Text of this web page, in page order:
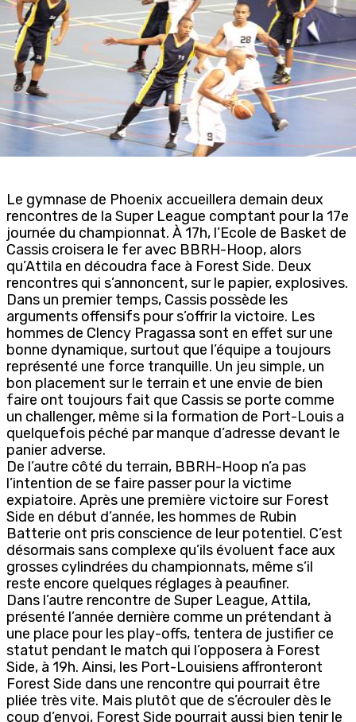
Le gymnase de Phoenix accueillera demain deux
rencontres de la Super League comptant pour la 17e
journée du championnat. À 17h, l’Ecole de Basket de
Cassis croisera le fer avec BBRH-Hoop, alors
qu’Attila en découdra face à Forest Side. Deux
rencontres qui s’annoncent, sur le papier, explosives.
Dans un premier temps, Cassis possède les
arguments offensifs pour s’offrir la victoire. Les
hommes de Clency Pragassa sont en effet sur une
bonne dynamique, surtout que l’équipe a toujours
représenté une force tranquille. Un jeu simple, un
bon placement sur le terrain et une envie de bien
faire ont toujours fait que Cassis se porte comme
un challenger, même si la formation de Port-Louis a
quelquefois péché par manque d’adresse devant le
panier adverse.
De l’autre côté du terrain, BBRH-Hoop n’a pas
l’intention de se faire passer pour la victime
expiatoire. Après une première victoire sur Forest
Side en début d’année, les hommes de Rubin
Batterie ont pris conscience de leur potentiel. C’est
désormais sans complexe qu’ils évoluent face aux
grosses cylindrées du championnats, même s’il
reste encore quelques réglages à peaufiner.
Dans l’autre rencontre de Super League, Attila,
présenté l’année dernière comme un prétendant à
une place pour les play-offs, tentera de justifier ce
statut pendant le match qui l’opposera à Forest
Side, à 19h. Ainsi, les Port-Louisiens affronteront
Forest Side dans une rencontre qui pourrait être
pliée très vite. Mais plutôt que de s’écrouler dès le
coup d’envoi, Forest Side pourrait aussi bien tenir le